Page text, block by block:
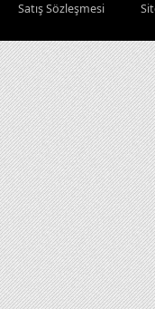
Satış Sözleşmesi